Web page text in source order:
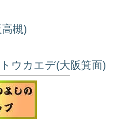
槻)
ウカエデ(大阪箕面)